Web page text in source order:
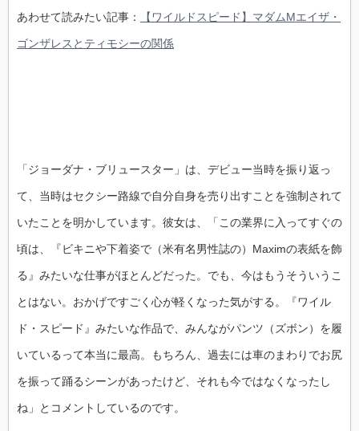
あわせて読みたい記事： 【ワイルドスピード】マダムMエイザ・
ゴンザレスとティモシーの関係
「ジョーダナ・ブリュースター」は、デビュー当時を振り返っ
て、当時はセクシー路線で自分自身を売り出すことを強制されて
いたことを明かしています。彼女は、「この業界に入ってすぐの
頃は、『ビキニや下着姿で（米有名男性誌の）Maximの表紙を飾
る』みたいな仕事がほとんどだった。でも、今はもうそういうこ
とはない。おかげですごく心が軽くなった気がする。『ワイル
ド・スピード』みたいな作品で、みんながパンツ（ズボン）を履
いているって本当に最高。もちろん、過去には車のまわりでお尻
を振って踊るシーンがあったけど、それも今ではなくなったし
ね」とコメントしているのです。